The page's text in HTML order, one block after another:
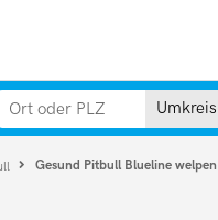
Umkreis
Gesund Pitbull Blueline welpen